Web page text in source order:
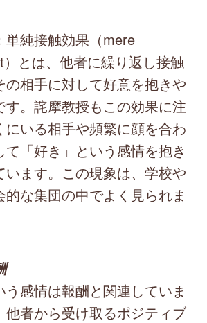
単純接触効果（mere
とは、他者に繰り返し接触
の相手に対して好意を抱きや
す。詫摩教授もこの効果に注
にいる相手や頻繁に顔を合わ
「好き」という感情を抱き
います。この現象は、学校や
な集団の中でよく見られま
感情は報酬と関連していま
他者から受け取るポジティブ